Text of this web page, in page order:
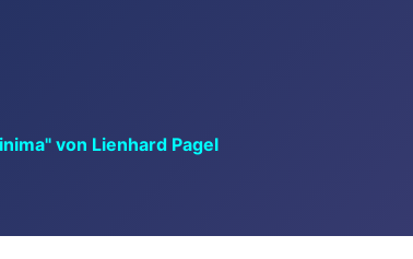
von Lienhard Pagel